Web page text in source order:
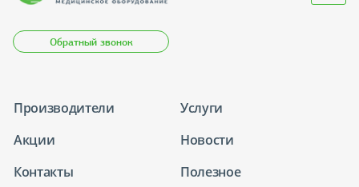
Обратный звонок
Производители
Услуги
Акции
Новости
Контакты
Полезное